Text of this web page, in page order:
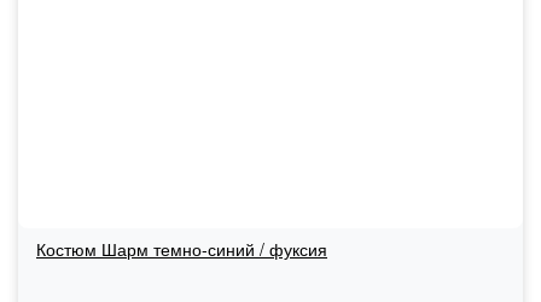
Костюм Шарм темно-синий / фуксия